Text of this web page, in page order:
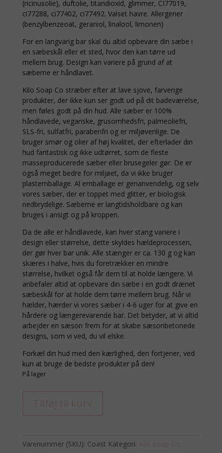
(ricinusolie), duftolie, titandioxid, glimmer, CI77019,
ci77288, ci77402, ci77492. Valset havre. Allergener
(benzylbenzeoat, geraniol, linalool, limonen)
For en langvarig bar skal du altid opbevare din sæbe i
en sæbeskål eller et sted, hvor den kan tørre ud
mellem brug. Design kan variere på grund af at
sæberne er håndlavet.
Kilo Soap Co stræber efter at lave sjove, farverige
produkter, der ikke kun ser godt ud på dit badeværelse,
men føles godt på din hud. Alle sæber er 100%
håndlavede, veganske, grusomhedsfri, palmeoliefri,
SLS-fri, sulfatfri, parabenfri og er miljøvenlige. De
bruger smør og olier af høj kvalitet, der efterlader din
hud fantastisk og ikke udtørret, som de fleste
masseproducerede sæber eller brusegeler gør. De er
også meget bedre for miljøet, da vi ikke bruger
plastemballage. Al emballage er genanvendelig, og selv
vores sæber, der er toppet med glitter, er biologisk
nedbrydelige. Sæberne er langtidsholdbare og kan
bruges i ansigt og på kroppen.
Da de alle er håndlavede, kan hver stang variere i
design eller størrelse, dette skyldes hældeprocessen,
der gør hver bar unik. Alle stænger er ca. 130 g og kan
skæres i halve, hvis du foretrækker en mindre
størrelse, hvilket også får dem til at holde længere. Vi
anbefaler altid at opbevare din sæbe i en godt drænet
sæbeskål for at holde dem tørre mellem brug. Når vi
hælder, hærder vi vores sæber i 4-6 uger for at give en
hårdere og længerevarende bar. Det betyder, at vi altid
arbejder en sæson frem for at skabe sæsonbetonede
designs, som vi ved, du vil elske.
Forkæl din hud med den kærlighed, den fortjener, ved
kun at bruge de bedste produkter på den!
På lager
Varenummer (SKU): Coast Kategori: